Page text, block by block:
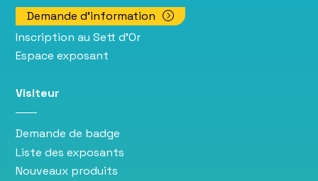
Demande d'information
Inscription au Sett d'Or
Espace exposant
Visiteur
Demande de badge
Liste des exposants
Nouveaux produits